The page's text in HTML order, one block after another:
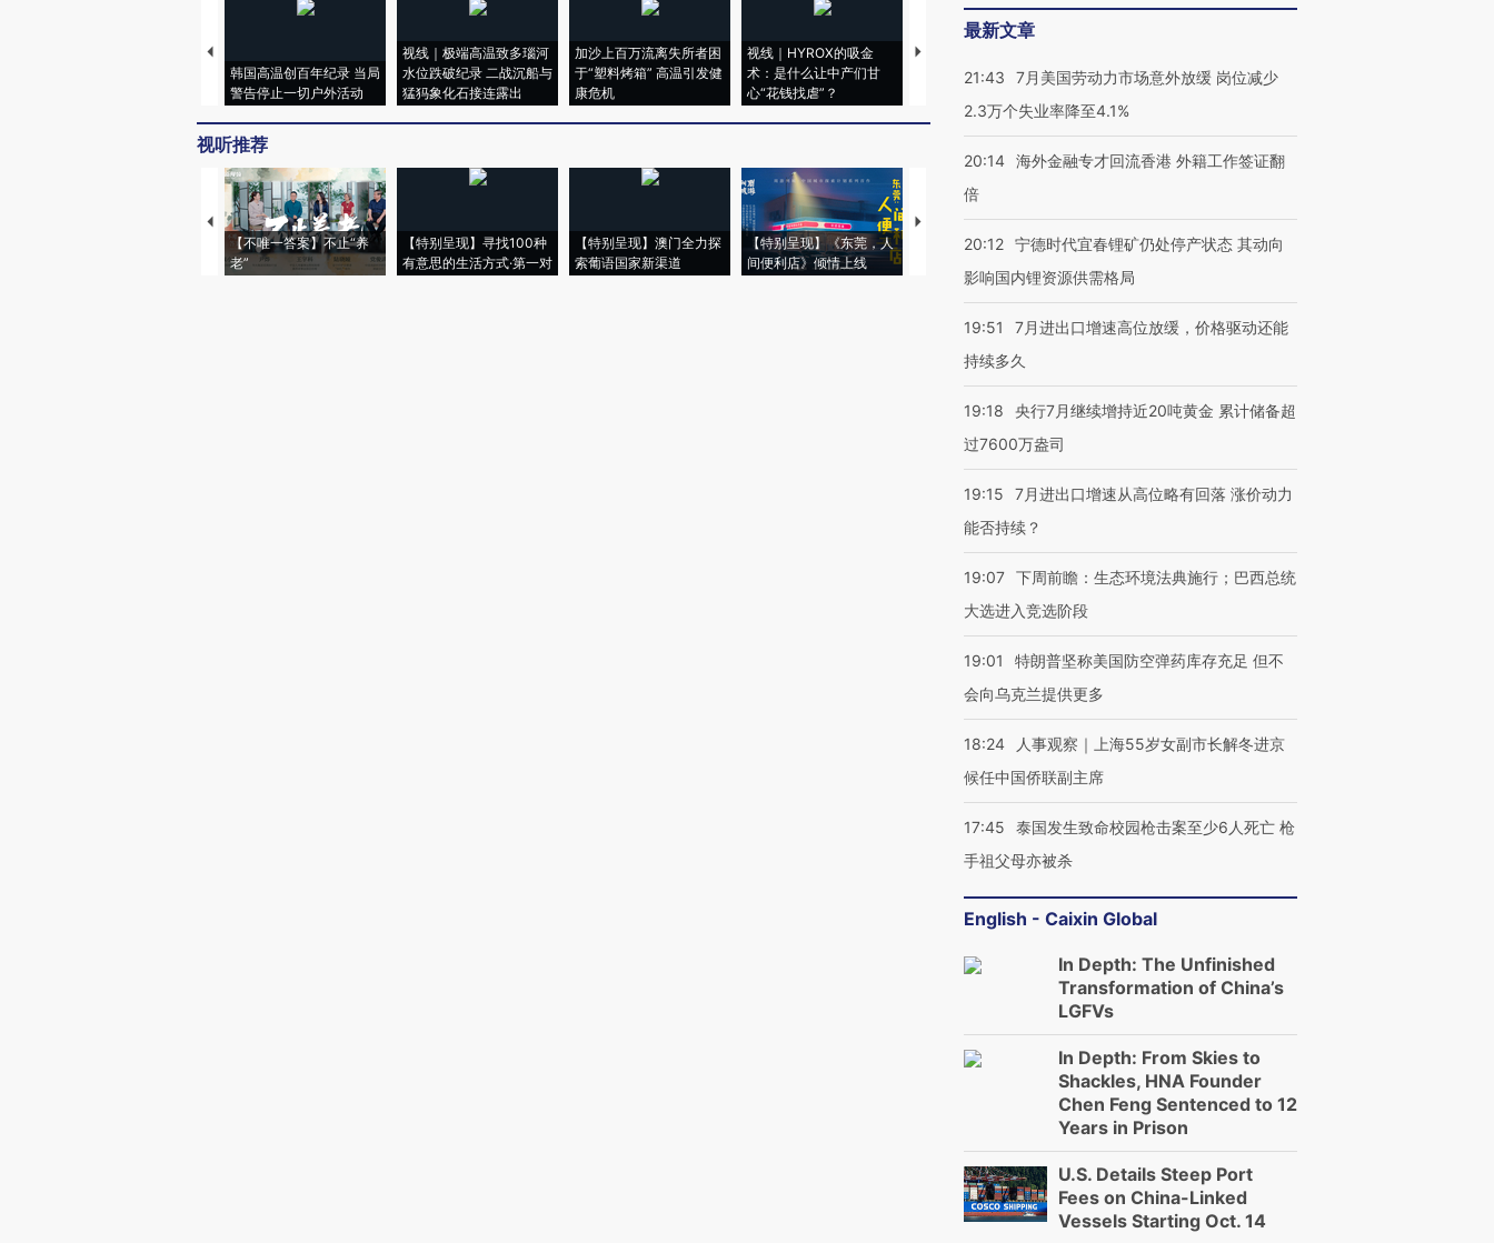
韩国高温创百年纪录 当局
警告停止一切户外活动
视线｜极端高温致多瑙河
水位跌破纪录 二战沉船与
猛犸象化石接连露出
加沙上百万流离失所者困
于“塑料烤箱” 高温引发健
康危机
视线｜HYROX的吸金
术：是什么让中产们甘
心“花钱找虐”？
马航飞行员跨国走私7万
粒摇头丸 尿检体内含3种
度Z世代 用街头抗争将教
机”？难民潮撕裂西班牙
视听推荐
【不唯一答案】不止“养
老”
【特别呈现】寻找100种
有意思的生活方式·第一对
【特别呈现】澳门全力探
索葡语国家新渠道
【特别呈现】《东莞，人
间便利店》倾情上线
【推广】走进第四届链博
会，让数智科技“链”接产
【特别呈现】寻找100种
【商旅对话】华住集团
CFO：不靠规模取胜，华
最新文章
21:43
7月美国劳动力市场意外放缓 岗位减少
2.3万个失业率降至4.1%
20:14 海外金融专才回流香港 外籍工作签证翻
倍
20:12 宁德时代宜春锂矿仍处停产状态 其动向
影响国内锂资源供需格局
19:51
7月进出口增速高位放缓，价格驱动还能
持续多久
19:18
央行7月继续增持近20吨黄金 累计储备超
过7600万盎司
19:15
7月进出口增速从高位略有回落 涨价动力
能否持续？
19:07 下周前瞻：生态环境法典施行；巴西总统
大选进入竞选阶段
19:01
特朗普坚称美国防空弹药库存充足 但不
会向乌克兰提供更多
18:24
人事观察｜上海55岁女副市长解冬进京
候任中国侨联副主席
17:45
泰国发生致命校园枪击案至少6人死亡 枪
手祖父母亦被杀
English - Caixin Global
In Depth: The Unfinished
Transformation of China’s
LGFVs
In Depth: From Skies to
Shackles, HNA Founder
Chen Feng Sentenced to 12
Years in Prison
U.S. Details Steep Port
Fees on China-Linked
Vessels Starting Oct. 14